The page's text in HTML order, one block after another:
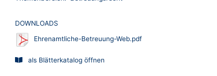
DOWNLOADS
Ehrenamtliche-Betreuung-Web.pdf
als Blätterkatalog öffnen